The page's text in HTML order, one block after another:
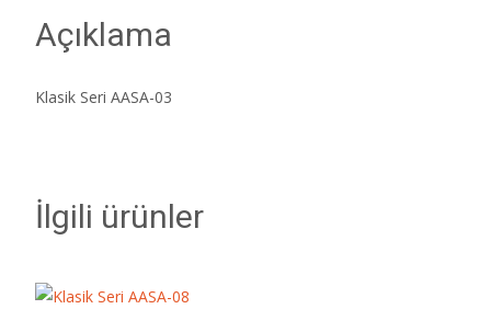
Açıklama
Klasik Seri AASA-03
İlgili ürünler